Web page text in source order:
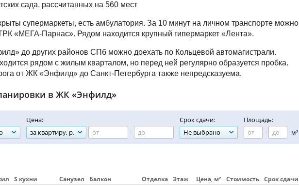
сада, рассчитанных на 560 мест
супермаркеты, есть амбулатория. За 10 минут на личном транспорте можно
«МЕГА-Парнас». Рядом находится крупный гипермаркет «Лента».
до других районов СПб можно доехать по Кольцевой автомагистрали.
рядом с жилым кварталом, но перед ней регулярно образуется пробка.
от ЖК «Энфилд» до Санкт-Петербурга также непредсказуема.
в ЖК «Энфилд»
Цена:
за квартиру, р.
-
Срок сдачи:
Не выбрано
Площадь:
-
м²
S кухни Санузел Балкон Отделка Этаж Цена, м² Стоимость Срок сдачи